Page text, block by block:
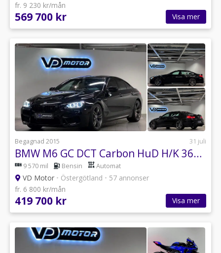
fr. 9 230 kr/mån
569 700 kr Visa mer
Begagnad 2015 31 juli
BMW M6 GC DCT Carbon HuD H/K 360 Sportavgas 660hk
9 570 mil Bensin Automat
VD Motor • Östergötland • 57 annonser
fr. 6 800 kr/mån
419 700 kr Visa mer